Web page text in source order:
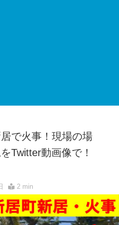
で火事！現場の場
Twitter動画像で！
2 min